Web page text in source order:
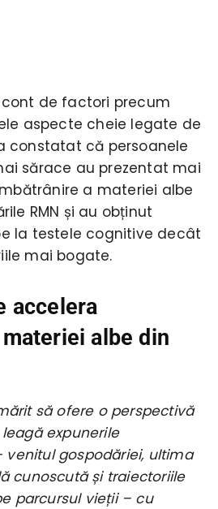
de factori precum
aspecte cheie legate de
constatat că persoanele
sărace au prezentat mai
a materiei albe
RMN și au obținut
la testele cognitive decât
mai bogate.
accelera
albe din
să ofere o perspectivă
expunerile
gospodăriei, ultima
cunoscută și traiectoriile
parcursul vieții – cu